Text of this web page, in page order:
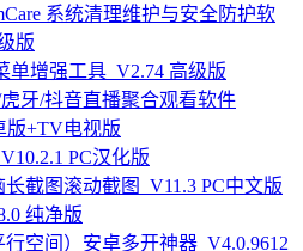
系统清理维护与安全防护软
版
单增强工具_V2.74 高级版
牙/抖音直播聚合观看软件
版+TV电视版
PC汉化版
长截图滚动截图_V11.3 PC中文版
纯净版
行空间）安卓多开神器_V4.0.9612